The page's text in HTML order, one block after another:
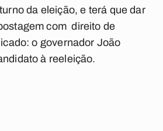
da eleição, e terá que dar
com direito de
o governador João
à reeleição.